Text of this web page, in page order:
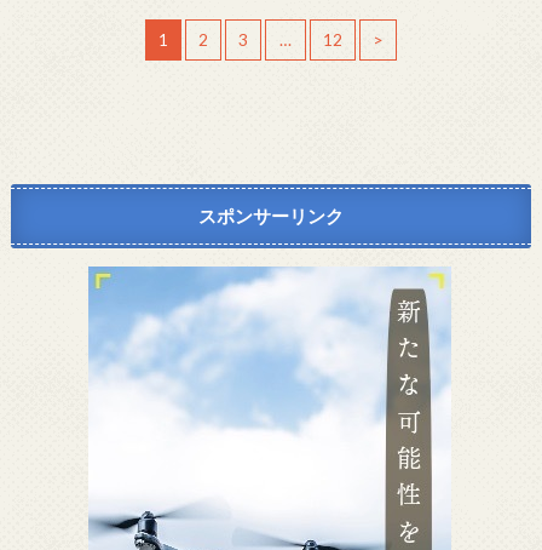
1 2 3 … 12 >
スポンサーリンク